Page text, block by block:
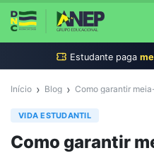
Estudante paga
Início › Blog ›
VIDA ESTUDANTIL
Como garantir